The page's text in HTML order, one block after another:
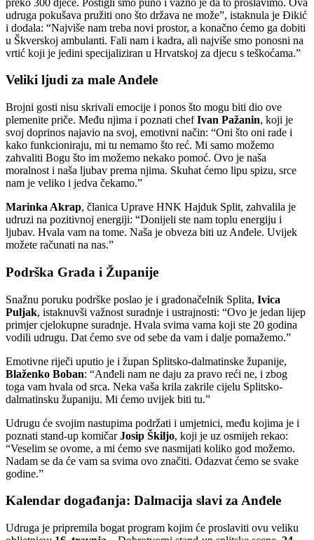
udruga pokušava pružiti ono što država ne može”, istaknula je Đikić
i dodala: “Najviše nam treba novi prostor, a konačno ćemo ga dobiti
u Škverskoj ambulanti. Fali nam i kadra, ali najviše smo ponosni na
vrtić koji je jedini specijaliziran u Hrvatskoj za djecu s teškoćama.”
Veliki ljudi za male Anđele
Brojni gosti nisu skrivali emocije i ponos što mogu biti dio ove
plemenite priče. Među njima i poznati chefIvan Pažanin, koji je
svoj doprinos najavio na svoj, emotivni način: “Oni što oni rade i
kako funkcioniraju, mi tu nemamo što reć. Mi samo možemo
zahvaliti Bogu što im možemo nekako pomoć. Ovo je naša
moralnost i naša ljubav prema njima. Skuhat ćemo lipu spizu, srce
nam je veliko i jedva čekamo.”
Marinka Akrap, članica Uprave HNK Hajduk Split, zahvalila je
udruzi na pozitivnoj energiji: “Donijeli ste nam toplu energiju i
ljubav. Hvala vam na tome. Naša je obveza biti uz Anđele. Uvijek
možete računati na nas.”
Podrška Grada i Županije
Snažnu poruku podrške poslao je i gradonačelnik Splita, Ivica
Puljak, istaknuvši važnost suradnje i ustrajnosti: “Ovo je jedan lijep
primjer cjelokupne suradnje. Hvala svima vama koji ste 20 godina
vodili udrugu. Dat ćemo sve od sebe da vam i dalje pomažemo.”
Emotivne riječi uputio je i župan Splitsko-dalmatinske županije,
Blaženko Boban: “Anđeli nam ne daju za pravo reći ne, i zbog
toga vam hvala od srca. Neka vaša krila zakrile cijelu Splitsko-
dalmatinsku županiju. Mi ćemo uvijek biti tu.”
Udrugu će svojim nastupima podržati i umjetnici, među kojima je i
poznati stand-up komičarJosip Škiljo, koji je uz osmijeh rekao:
“Veselim se ovome, a mi ćemo sve nasmijati koliko god možemo.
Nadam se da će vam sa svima ovo značiti. Odazvat ćemo se svake
godine.”
Kalendar događanja: Dalmacija slavi za Anđele
Udruga je pripremila bogat program kojim će proslaviti ovu veliku